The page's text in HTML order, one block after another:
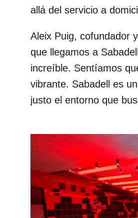
allá del servicio a
Aleix Puig, cofundador
que llegamos a
increíble. Sentíamos
vibrante. Sabadell es
justo el entorno que